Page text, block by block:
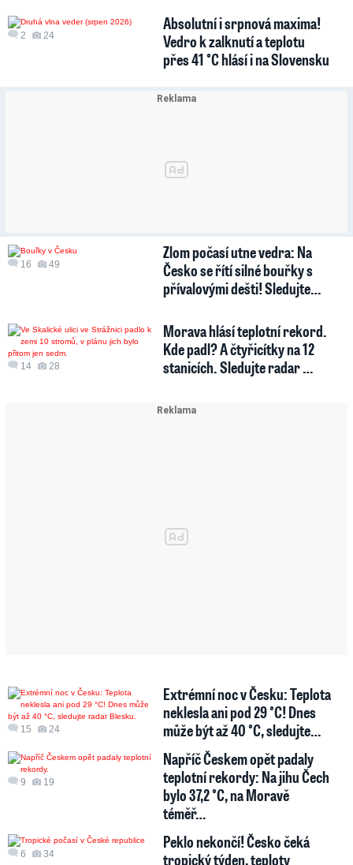
2 24
Absolutní i srpnová maxima!
Vedro k zalknutí a teplotu
přes 41 °C hlásí i na Slovensku
16 49
Zlom počasí utne vedra: Na
Česko se řítí silné bouřky s
přívalovými dešti! Sledujte…
14 28
Morava hlásí teplotní rekord.
Kde padl? A čtyřicítky na 12
stanicích. Sledujte radar …
15 24
Extrémní noc v Česku: Teplota
neklesla ani pod 29 °C! Dnes
může být až 40 °C, sledujte…
9 19
Napříč Českem opět padaly
teplotní rekordy: Na jihu Čech
bylo 37,2 °C, na Moravě
téměř…
6 34
Peklo nekončí! Česko čeká
tropický týden, teploty